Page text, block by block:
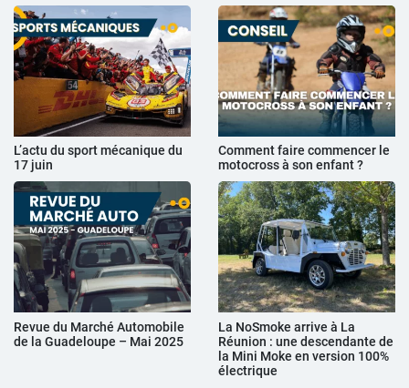
L’actu du sport mécanique du
17 juin
Comment faire commencer le
motocross à son enfant ?
Revue du Marché Automobile
de la Guadeloupe – Mai 2025
La NoSmoke arrive à La
Réunion : une descendante de
la Mini Moke en version 100%
électrique